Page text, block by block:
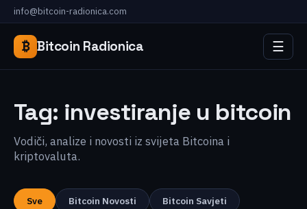
info@bitcoin-radionica.com
₿ Bitcoin Radionica ☰
Tag: investiranje u bitcoin
Vodiči, analize i novosti iz svijeta Bitcoina i
kriptovaluta.
Sve Bitcoin Novosti
Bitcoin Savjeti